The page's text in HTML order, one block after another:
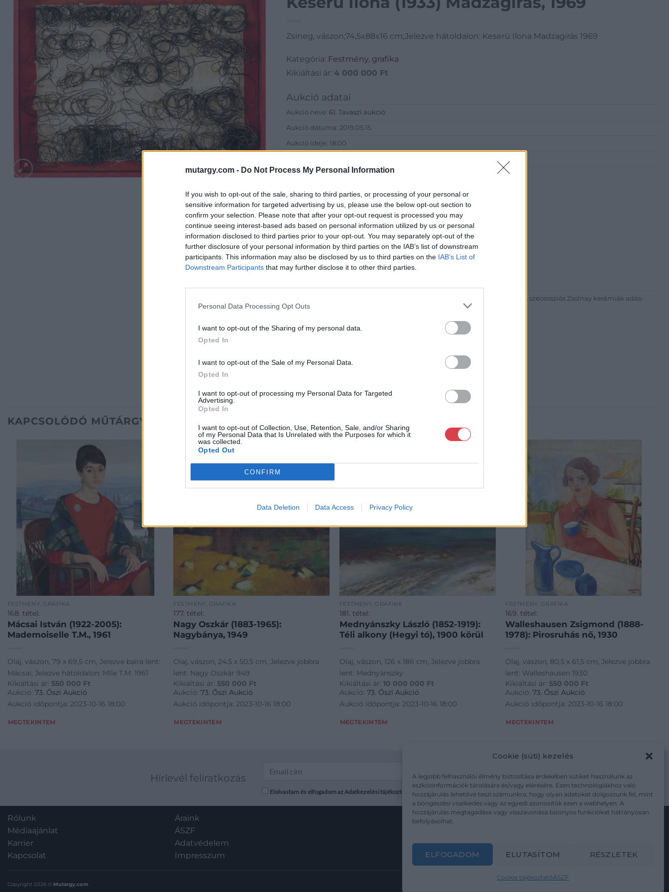
mutargy.com - Do Not Process My Personal Information
If you wish to opt-out of the sale, sharing to third parties, or processing of your personal or
sensitive information for targeted advertising by us, please use the below opt-out section to
confirm your selection. Please note that after your opt-out request is processed you may
continue seeing interest-based ads based on personal information utilized by us or personal
information disclosed to third parties prior to your opt-out. You may separately opt-out of the
further disclosure of your personal information by third parties on the IAB’s list of downstream
participants. This information may also be disclosed by us to third parties on the IAB’s List of
Downstream Participants that may further disclose it to other third parties.
Personal Data Processing Opt Outs
I want to opt-out of the Sharing of my personal data.
Opted In
I want to opt-out of the Sale of my Personal Data.
Opted In
I want to opt-out of processing my Personal Data for Targeted
Advertising.
Opted In
I want to opt-out of Collection, Use, Retention, Sale, and/or Sharing
of my Personal Data that Is Unrelated with the Purposes for which it
was collected.
Opted Out
CONFIRM
Data Deletion Data Access Privacy Policy
Cookie (süti) kezelés
A legjobb felhasználói élmény biztosítása érdekében sütiket használunk az
eszközinformációk tárolására és/vagy elérésére. Ezen technológiákhoz való
hozzájárulás lehetővé teszi számunkra, hogy olyan adatokat dolgozzunk fel, mint
a böngészési viselkedés vagy az egyedi azonosítók ezen a webhelyen. A
hozzájárulás megtagadása vagy visszavonása bizonyos funkciókat hátrányosan
befolyásolhat.
ELFOGADOM ELUTASÍTOM RÉSZLETEK
Cookie tájékoztatóÁSZF
Zsineg, vászon;74,5x88x16 cm;Jelezve hátoldalon: Keserü Ilona Madzagírás 1969
Kategória: Festmény, grafika
Kikiáltási ár: 4 000 000 Ft
Aukció adatai
Aukció neve: 61. Tavaszi aukció
Aukció dátuma: 2019.05.15
Aukció ideje: 18:00
Tételszám: 182
Eladó adatai
Eladó:Virág Judit Galéria
Cím: Nemes Zsófia
Mű-Terem Galéria Kft.
1055 Budapest, Falk Miksa u. 30
Telefon: 36-1-312-2071, 269-4681 269-4681
Bemutatkozás: Kiemelkedő kvalitású 19. és 20. századi magyar festészet és szecessziós Zsolnay kerámiák adás-
vétele és aukcionálása. Exkluzív aukciók évente 3 alkalommal.
GALÉRIA TOVÁBBI MŰTÁRGYAI
KAPCSOLÓDÓ MŰTÁRGYAK
FESTMÉNY, GRAFIKA
168. tétel:
Mácsai István (1922-2005):
Mademoiselle T.M., 1961
Olaj, vászon, 79 x 69,5 cm, Jelezve balra lent:
Mácsai; Jelezve hátoldalon: Mlle T.M. 1961
Kikiáltási ár: 550 000 Ft
Aukció: 73. Őszi Aukció
Aukció időpontja: 2023-10-16 18:00
MEGTEKINTEM
FESTMÉNY, GRAFIKA
177. tétel:
Nagy Oszkár (1883-1965):
Nagybánya, 1949
Olaj, vászon, 24.5 x 50.5 cm, Jelezve jobbra
lent: Nagy Oszkár 949
Kikiáltási ár: 550 000 Ft
Aukció:73. Őszi Aukció
Aukció időpontja: 2023-10-16 18:00
MEGTEKINTEM
FESTMÉNY, GRAFIKA
181. tétel:
Mednyánszky László (1852-1919):
Téli alkony (Hegyi tó), 1900 körül
Olaj, vászon, 126 x 186 cm, Jelezve jobbra
lent: Mednyánszky
Kikiáltási ár: 10 000 000 Ft
Aukció: 73. Őszi Aukció
Aukció időpontja: 2023-10-16 18:00
MEGTEKINTEM
FESTMÉNY, GRAFIKA
169. tétel:
Walleshausen Zsigmond (1888-
1978): Pirosruhás nő, 1930
Olaj, vászon, 80,5 x 61,5 cm, Jelezve jobbra
lent: Walleshausen 1930
Kikiáltási ár: 550 000 Ft
Aukció:73. Őszi Aukció
Aukció időpontja: 2023-10-16 18:00
MEGTEKINTEM
Hírlevél feliratkozás
Elolvastam és elfogadom az Adatkezelési tájékoztatót: mutargy.com/adatkezelesi-tajekoztato/
Rólunk
Médiaajánlat
Karrier
Kapcsolat
Áraink
ÁSZF
Adatvédelem
Impresszum
Copyright 2026 © Mutargy.com